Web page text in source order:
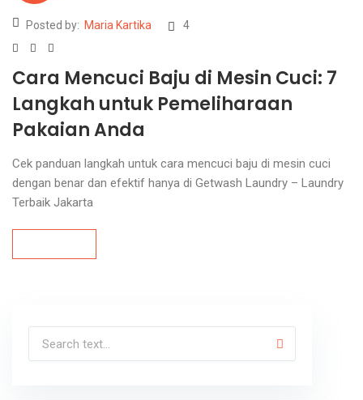
Posted by: Maria Kartika 4
Cara Mencuci Baju di Mesin Cuci: 7
Langkah untuk Pemeliharaan
Pakaian Anda
Cek panduan langkah untuk cara mencuci baju di mesin cuci
dengan benar dan efektif hanya di Getwash Laundry – Laundry
Terbaik Jakarta